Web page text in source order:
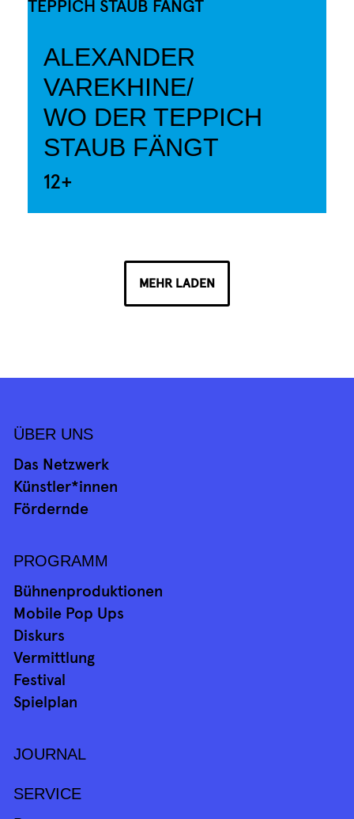
ALEXANDER
VAREKHINE/
WO DER TEPPICH
STAUB FÄNGT
12+
MEHR LADEN
ÜBER UNS
Das Netzwerk
Künstler*innen
Fördernde
PROGRAMM
Bühnenproduktionen
Mobile Pop Ups
Diskurs
Vermittlung
Festival
Spielplan
JOURNAL
SERVICE